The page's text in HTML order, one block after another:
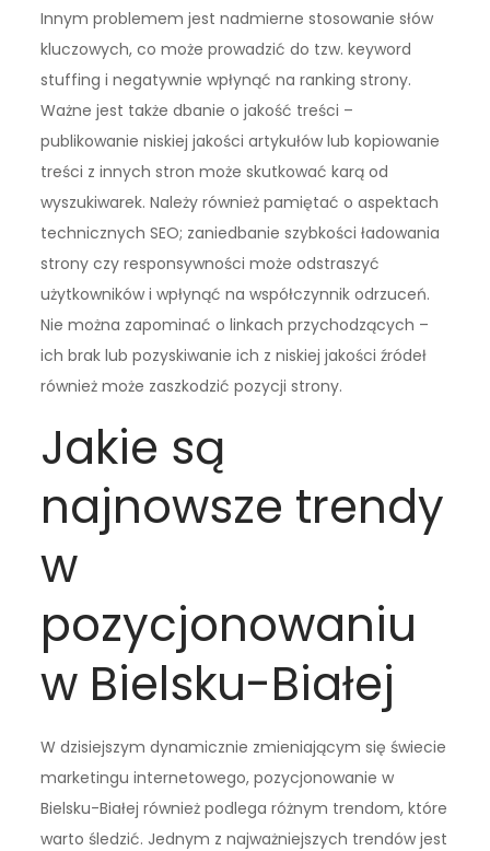
Innym problemem jest nadmierne stosowanie słów
kluczowych, co może prowadzić do tzw. keyword
stuffing i negatywnie wpłynąć na ranking strony.
Ważne jest także dbanie o jakość treści –
publikowanie niskiej jakości artykułów lub kopiowanie
treści z innych stron może skutkować karą od
wyszukiwarek. Należy również pamiętać o aspektach
technicznych SEO; zaniedbanie szybkości ładowania
strony czy responsywności może odstraszyć
użytkowników i wpłynąć na współczynnik odrzuceń.
Nie można zapominać o linkach przychodzących –
ich brak lub pozyskiwanie ich z niskiej jakości źródeł
również może zaszkodzić pozycji strony.
Jakie są
najnowsze trendy
w
pozycjonowaniu
w Bielsku-Białej
W dzisiejszym dynamicznie zmieniającym się świecie
marketingu internetowego, pozycjonowanie w
Bielsku-Białej również podlega różnym trendom, które
warto śledzić. Jednym z najważniejszych trendów jest